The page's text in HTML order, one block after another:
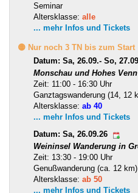
Seminar
Altersklasse: alle
... mehr Infos und Tickets
🟡 Nur noch 3 TN bis zum Start
Datum: Sa, 26.09.- So,
Monschau und Hohes Venn
Zeit: 11:00 - 16:30 Uhr
Ganztagswanderung (14, 12
Altersklasse: ab 40
... mehr Infos und Tickets
Datum: Sa, 26.09.26
Weininsel Wanderung in
Zeit: 13:30 - 19:00 Uhr
Genußwanderung (ca. 12 km)
Altersklasse: ab 50
... mehr Infos und Tickets